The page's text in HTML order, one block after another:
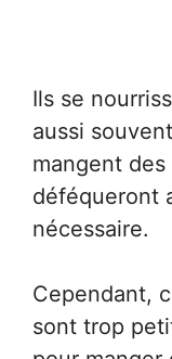
Ils se
aussi
mangent
déféqueront
nécessaire.
Cependant,
sont trop